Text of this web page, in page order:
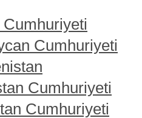
Cumhuriyeti
Cumhuriyeti
Cumhuriyeti